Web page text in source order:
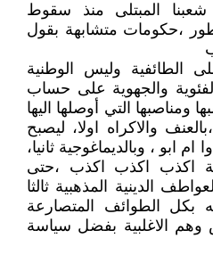
شعبنا المبتلى منذ سقوط
،حكومات متشابهة بقول
الطائفية وليس الوطنية
والجهوية على حساب
ومناصبها التي أوصلها اليها
والاكراه اولا، ليصبح
ابو ، وبالديماغوجية ثانيا،
اكذب اكذب اكذب ،حتى
الدينية المذهبية ثالثا
بكل الطوائف المتصارعة
وهم الاغلبية بفضل سياسة